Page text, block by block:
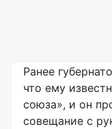
Ранее
что ему
союза», и он
совещание с